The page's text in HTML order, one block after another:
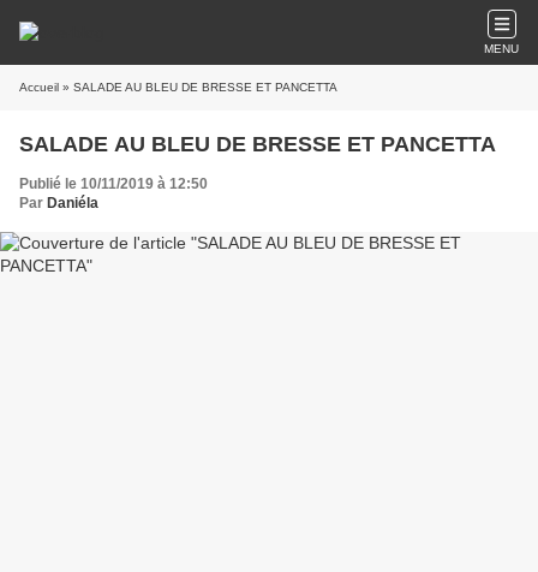
MENU
Accueil » SALADE AU BLEU DE BRESSE ET PANCETTA
SALADE AU BLEU DE BRESSE ET PANCETTA
Publié le 10/11/2019 à 12:50
Par Daniéla